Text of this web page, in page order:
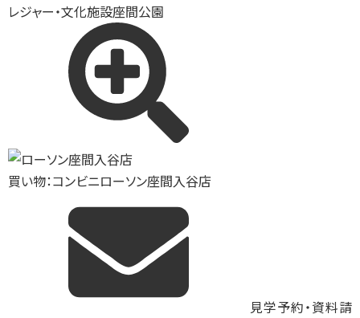
レジャー・文化施設座間公園
買い物：コンビニローソン座間入谷店
見学予約・資料請